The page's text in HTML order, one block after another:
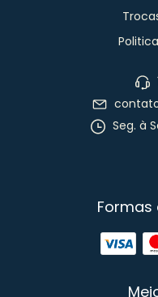
Seg. à